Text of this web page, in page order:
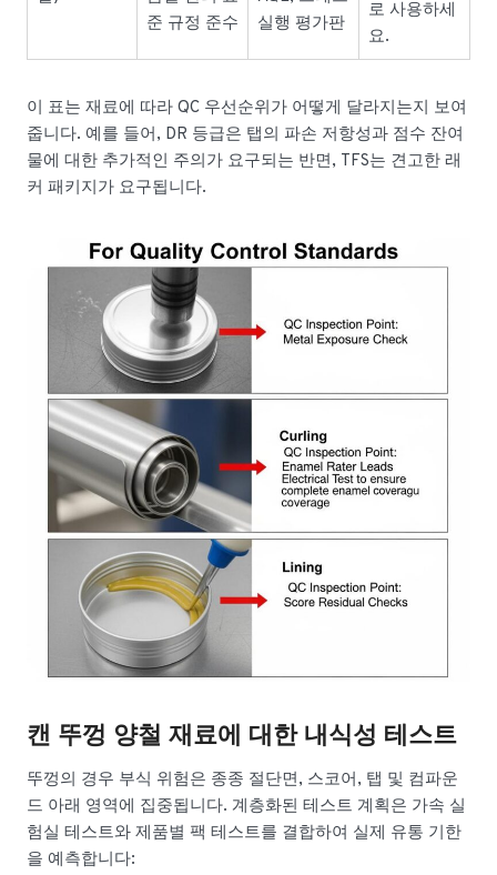
준 규정 준수
실행 평가판
로 사용하세
요.
이 표는 재료에 따라 QC 우선순위가 어떻게 달라지는지 보여
줍니다. 예를 들어, DR 등급은 탭의 파손 저항성과 점수 잔여
물에 대한 추가적인 주의가 요구되는 반면, TFS는 견고한 래
커 패키지가 요구됩니다.
캔 뚜껑 양철 재료에 대한 내식성 테스트
뚜껑의 경우 부식 위험은 종종 절단면, 스코어, 탭 및 컴파운
드 아래 영역에 집중됩니다. 계층화된 테스트 계획은 가속 실
험실 테스트와 제품별 팩 테스트를 결합하여 실제 유통 기한
을 예측합니다: